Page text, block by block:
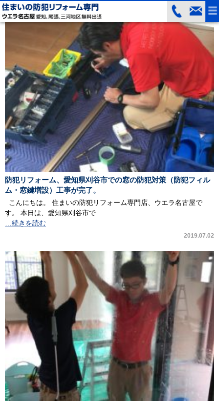
防犯リフォーム、愛知県刈谷市での窓の防犯対策（防犯フィル
ム・窓鍵増設）工事が完了。
こんにちは。 住まいの防犯リフォーム専門店、ウエラ名古屋で
す。 本日は、愛知県刈谷市で
…続きを読む
2019.07.02